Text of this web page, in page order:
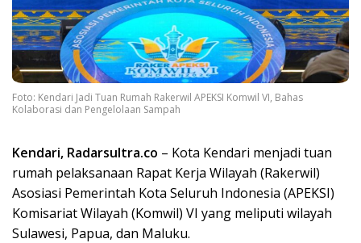
Foto: Kendari Jadi Tuan Rumah Rakerwil APEKSI Komwil VI, Bahas
Kolaborasi dan Pengelolaan Sampah
Kendari, Radarsultra.co – Kota Kendari menjadi tuan
rumah pelaksanaan Rapat Kerja Wilayah (Rakerwil)
Asosiasi Pemerintah Kota Seluruh Indonesia (APEKSI)
Komisariat Wilayah (Komwil) VI yang meliputi wilayah
Sulawesi, Papua, dan Maluku.